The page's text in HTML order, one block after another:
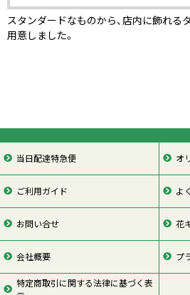
スタンダードなものから、店内に飾れる
用意しました。
当日配達特急便 オ
ご利用ガイド よ
お問い合せ 花
会社概要 プ
特定商取引に関する法律に基づく表